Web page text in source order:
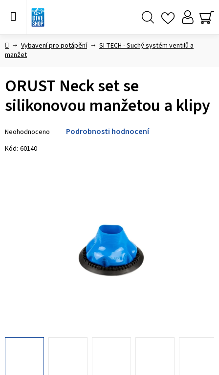
DomůVybavení pro potápění
SI TECH - Suchý systém ventilů a
manžet
ORUST Neck set se
silikonovou manžetou a klipy
hodnocení
produktu
Neohodnoceno Podrobnosti hodnocení
Kód: 60140